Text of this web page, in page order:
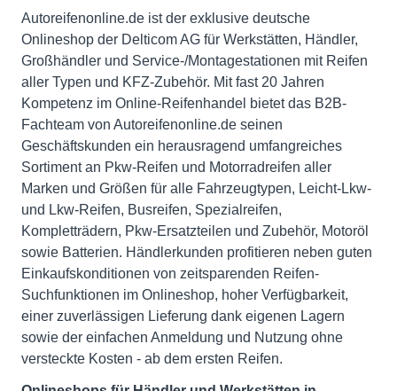
Autoreifenonline.de ist der exklusive deutsche
Onlineshop der Delticom AG für Werkstätten, Händler,
Großhändler und Service-/Montagestationen mit Reifen
aller Typen und KFZ-Zubehör. Mit fast 20 Jahren
Kompetenz im Online-Reifenhandel bietet das B2B-
Fachteam von Autoreifenonline.de seinen
Geschäftskunden ein herausragend umfangreiches
Sortiment an Pkw-Reifen und Motorradreifen aller
Marken und Größen für alle Fahrzeugtypen, Leicht-Lkw-
und Lkw-Reifen, Busreifen, Spezialreifen,
Kompletträdern, Pkw-Ersatzteilen und Zubehör, Motoröl
sowie Batterien. Händlerkunden profitieren neben guten
Einkaufskonditionen von zeitsparenden Reifen-
Suchfunktionen im Onlineshop, hoher Verfügbarkeit,
einer zuverlässigen Lieferung dank eigenen Lagern
sowie der einfachen Anmeldung und Nutzung ohne
versteckte Kosten - ab dem ersten Reifen.